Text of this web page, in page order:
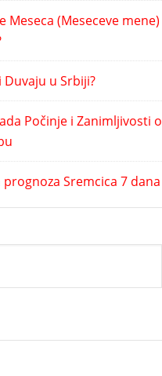
Meseca (Meseceve mene)
Duvaju u Srbiji?
Počinje i Zanimljivosti o
Sremcica 7 dana